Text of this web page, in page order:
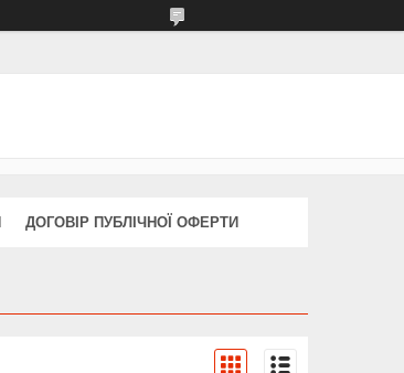
ДОГОВІР ПУБЛІЧНОЇ ОФЕРТИ